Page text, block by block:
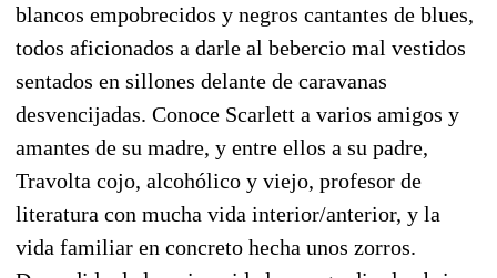
blancos empobrecidos y negros cantantes de blues,
todos aficionados a darle al bebercio mal vestidos
sentados en sillones delante de caravanas
desvencijadas. Conoce Scarlett a varios amigos y
amantes de su madre, y entre ellos a su padre,
Travolta cojo, alcohólico y viejo, profesor de
literatura con mucha vida interior/anterior, y la
vida familiar en concreto hecha unos zorros.